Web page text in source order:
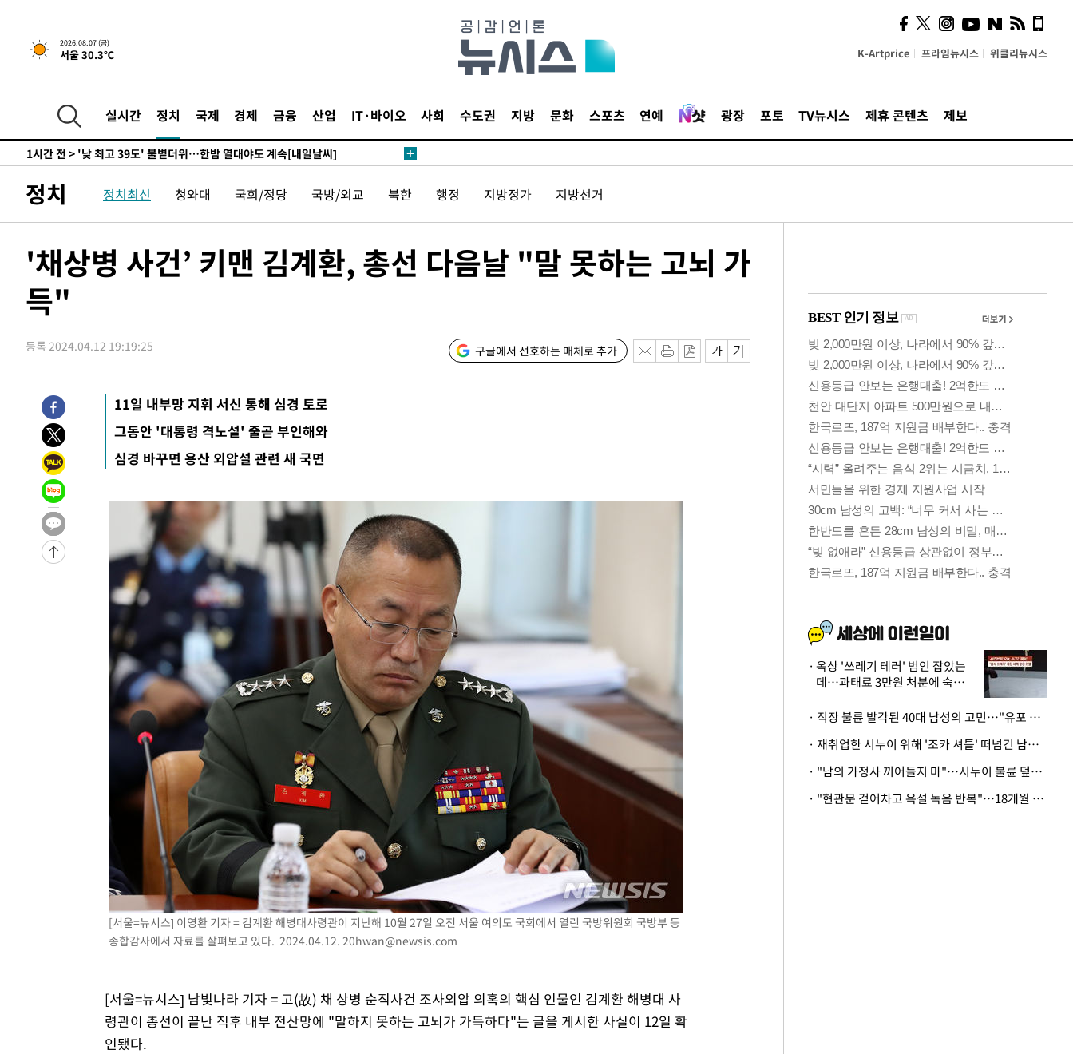
2026.08.07 (금)
서울 30.3℃ K-Artprice 프라임뉴시스 위클리뉴시스
실시간 정치 국제 경제 금융 산업 IT·바이오 사회 수도권 지방 문화 스포츠 연예 광장 포토 TV뉴시스 제휴 콘텐츠 제보
-11630초 전 >경찰, '홍명보는 2순위' 결론냈던 스포츠윤리센터도 압수수색
46분 전 >[속보]합참 "北 발사체는 단거리탄도미사일…감시·경계태세 강화"
1시간 전 >[속보] SKT, 에이닷 서비스 장애 발생…"원인 파악 중"
[속보]합참 "북, 동해상으로 미상 발사체 발사"
1시간 전 > '낮 최고 39도' 불볕더위…한밤 열대야도 계속[내일날씨]
1시간 전 >
"韓 외환시장 개입 관측 배경엔 美의 대한국 무역적자 있어"
1시간 전 >'월드컵 탈락 후폭풍' 축구협회…초유의 압수수색에 '충격·당황'
1시간 전 >[속보]종합특검, 대검 추가 압수수색…내란 중요임무종사 혐의
3시간 전 >
3시간 전 >
3시간 전 >"여기 떨어졌다"…다누리, 스페이스X 로켓 달 충돌 흔적 포착
4시간 전 >손흥민, 5경기 연속골 실패…LAFC는 승부차기 끝 과달라하라 격파
6시간 전 >
내일까지 39도 '펄펄'…기상청 "태풍 지나며 폭염 잠시 꺾인다"
-14736초 전 >
'월드컵 탈락 후폭풍' 축구협회…11시간 걸린 초유의 압수수색(종
-14172초 전 >
-12965초 전 >
축구협회, 15년 전 심판 성 접대 파문에 "현재는 내부 지침 준수"
-11650초 전 >
45분 전 >
[속보]합참 "北 발사체는 단거리탄도미사일…감시·경계태세 강화"
50분 전 >
日방위성, 北이 동해로 쏜 발사체는 탄도미사일 가능성
1시간 전 >
[속보] SKT, 에이닷 서비스 장애 발생…"원인 파악 중"
[속보]합참 "북, 동해상으로 미상 발사체 발사"
'낮 최고 39도' 불볕더위…한밤 열대야도 계속[내일날씨]
[속보]7~9일 프로야구 3연전도 폭염 취소…11일 재개
"韓 외환시장 개입 관측 배경엔 美의 대한국 무역적자 있어"
'월드컵 탈락 후폭풍' 축구협회…초유의 압수수색에 '충격·당황'
서울 낮 37.9도, 올여름 최고치 경신…영등포 순간 '40도'
[속보]종합특검, 대검 추가 압수수색…내란 중요임무종사 혐의
[속보]코스닥, 800p 회복…0.26% 오른 801.67 마감
[속보]코스피, 301.88포인트(4.58%) 내린 6296.38 마감
[속보]원·달러 환율, 0.7원 내린 1423.8원 마감
"여기 떨어졌다"…다누리, 스페이스X 로켓 달 충돌 흔적 포착
손흥민, 5경기 연속골 실패…LAFC는 승부차기 끝 과달라하라 격파
내일까지 39도 '펄펄'…기상청 "태풍 지나며 폭염 잠시 꺾인다"
정치 정치최신 청와대 국회/정당 국방/외교 북한 행정 지방정가 지방선거
'채상병 사건’ 키맨 김계환, 총선 다음날 "말 못하는 고뇌 가
득"
등록 2024.04.12 19:19:25 구글에서 선호하는 매체로 추가
11일 내부망 지휘 서신 통해 심경 토로
그동안 '대통령 격노설' 줄곧 부인해와
심경 바꾸면 용산 외압설 관련 새 국면
[서울=뉴시스] 이영환 기자 = 김계환 해병대사령관이 지난해 10월 27일 오전 서울 여의도 국회에서 열린 국방위원회 국방부 등
종합감사에서 자료를 살펴보고 있다. 2024.04.12. 20hwan@newsis.com
[서울=뉴시스] 남빛나라 기자 = 고(故) 채 상병 순직사건 조사외압 의혹의 핵심 인물인 김계환 해병대 사
령관이 총선이 끝난 직후 내부 전산망에 "말하지 못하는 고뇌가 가득하다"는 글을 게시한 사실이 12일 확
인됐다.
의견, 국토부·LH에 충실히
전달할 것"
옥상 '쓰레기 테러' 범인 잡았는
데…과태료 3만원 처분에 숙박업
· 직장 불륜 발각된 40대 남성의 고민…"유포 동료 명예훼손·협박죄 고소 가능할까"
· 재취업한 시누이 위해 '조카 셔틀' 떠넘긴 남편…아내 "난 못한다"
· "남의 가정사 끼어들지 마"…시누이 불륜 덮으려는 남편에 억울한 아내
· "현관문 걷어차고 욕설 녹음 반복"…18개월 아기 키우는 집 뒤흔든 '앞집의 비극'